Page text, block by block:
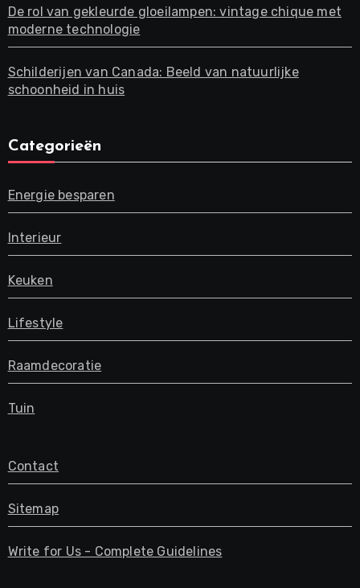
De rol van gekleurde gloeilampen: vintage chique met
moderne technologie
Schilderijen van Canada: Beeld van natuurlijke
schoonheid in huis
Categorieën
Energie besparen
Interieur
Keuken
Lifestyle
Raamdecoratie
Tuin
Contact
Sitemap
Write for Us - Complete Guidelines